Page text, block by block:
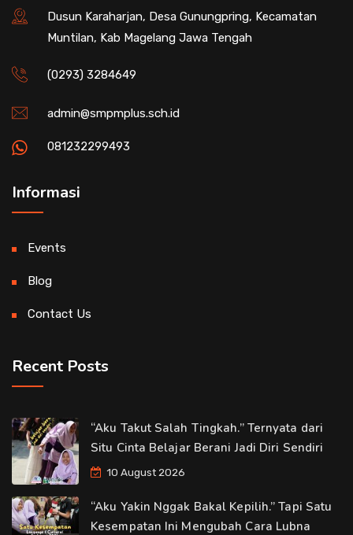
Dusun Karaharjan, Desa Gunungpring, Kecamatan
Muntilan, Kab Magelang Jawa Tengah
(0293) 3284649
admin@smpmplus.sch.id
081232299493
Informasi
Events
Blog
Contact Us
Recent Posts
“Aku Takut Salah Tingkah.” Ternyata dari
Situ Cinta Belajar Berani Jadi Diri Sendiri
10 August 2026
“Aku Yakin Nggak Bakal Kepilih.” Tapi Satu
Kesempatan Ini Mengubah Cara Lubna